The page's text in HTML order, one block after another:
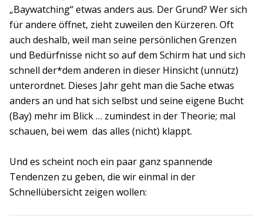
„Baywatching“ etwas anders aus. Der Grund? Wer sich
für andere öffnet, zieht zuweilen den Kürzeren. Oft
auch deshalb, weil man seine persönlichen Grenzen
und Bedürfnisse nicht so auf dem Schirm hat und sich
schnell der*dem anderen in dieser Hinsicht (unnütz)
unterordnet. Dieses Jahr geht man die Sache etwas
anders an und hat sich selbst und seine eigene Bucht
(Bay) mehr im Blick … zumindest in der Theorie; mal
schauen, bei wem das alles (nicht) klappt.
Und es scheint noch ein paar ganz spannende
Tendenzen zu geben, die wir einmal in der
Schnellübersicht zeigen wollen: